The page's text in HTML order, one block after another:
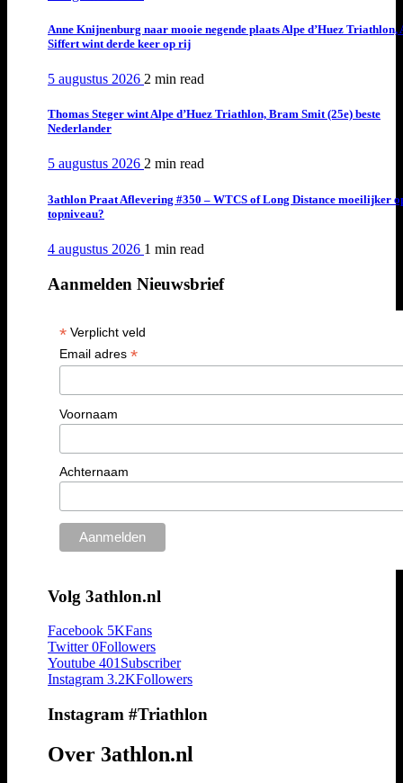
Anne Knijnenburg naar mooie negende plaats Alpe d’Huez Triathlon,
Siffert wint derde keer op rij
5 augustus 2026 2 min read
Thomas Steger wint Alpe d’Huez Triathlon, Bram Smit (25e) beste
Nederlander
5 augustus 2026 2 min read
3athlon Praat Aflevering #350 – WTCS of Long Distance moeilijker
topniveau?
4 augustus 2026 1 min read
Aanmelden Nieuwsbrief
*Verplicht veld
Email adres *
Voornaam
Achternaam
Volg 3athlon.nl
Facebook 5KFans
Twitter 0Followers
Youtube 401 Subscriber
Instagram 3.2KFollowers
Instagram #Triathlon
Over 3athlon.nl